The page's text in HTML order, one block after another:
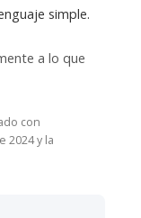
simple.
a lo que
con
2024 y la